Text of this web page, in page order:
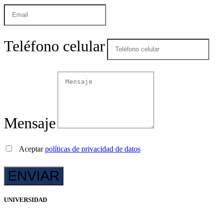
Teléfono celular
Mensaje
Aceptarpolíticas de privacidad de datos
UNIVERSIDAD